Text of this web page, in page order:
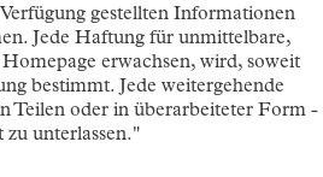
gestellten Informationen
Jede Haftung für unmittelbare,
erwachsen, wird, soweit
bestimmt. Jede weitergehende
Teilen oder in überarbeiteter Form -
zu unterlassen."